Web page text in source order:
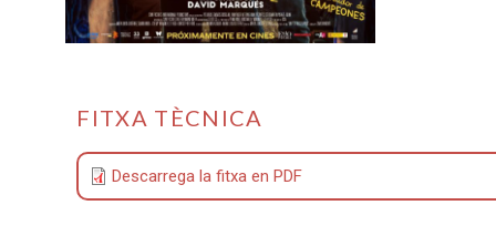
FITXA TÈCNICA
Descarrega la fitxa en PDF